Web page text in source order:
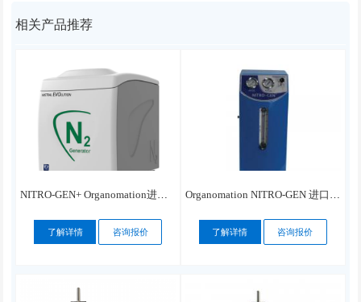
相关产品推荐
了解详情 咨询报价 了解详情 咨询报价